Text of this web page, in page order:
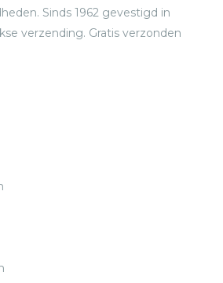
Sinds 1962 gevestigd in
verzending. Gratis verzonden